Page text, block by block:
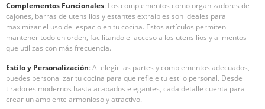
Complementos Funcionales: Los complementos como organizadores de
cajones, barras de utensilios y estantes extraibles son ideales para
maximizar el uso del espacio en tu cocina. Estos artículos permiten
mantener todo en orden, facilitando el acceso a los utensilios y alimentos
que utilizas con más frecuencia.
Estilo y Personalización: Al elegir las partes y complementos adecuados,
puedes personalizar tu cocina para que refleje tu estilo personal. Desde
tiradores modernos hasta acabados elegantes, cada detalle cuenta para
crear un ambiente armonioso y atractivo.